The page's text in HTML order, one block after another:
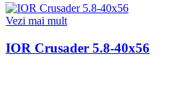
Vezi mai mult
IOR Crusader 5.8-40x56